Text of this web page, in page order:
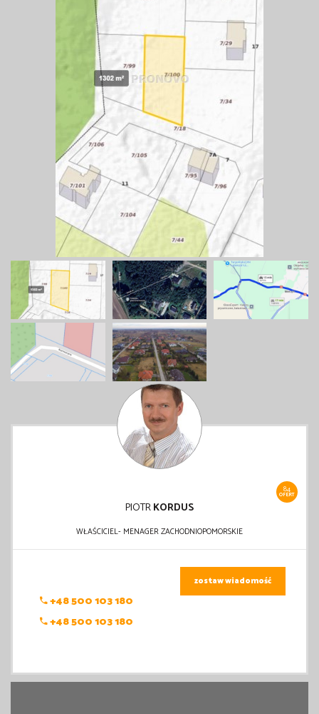
84
OFERT
PIOTRKORDUS
WŁAŚCICIEL- MENAGER ZACHODNIOPOMORSKIE
+48 500 103 180
+48 500 103 180
zostaw wiadomość